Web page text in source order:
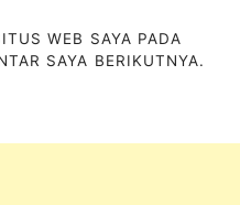
WEB SAYA PADA
SAYA BERIKUTNYA.